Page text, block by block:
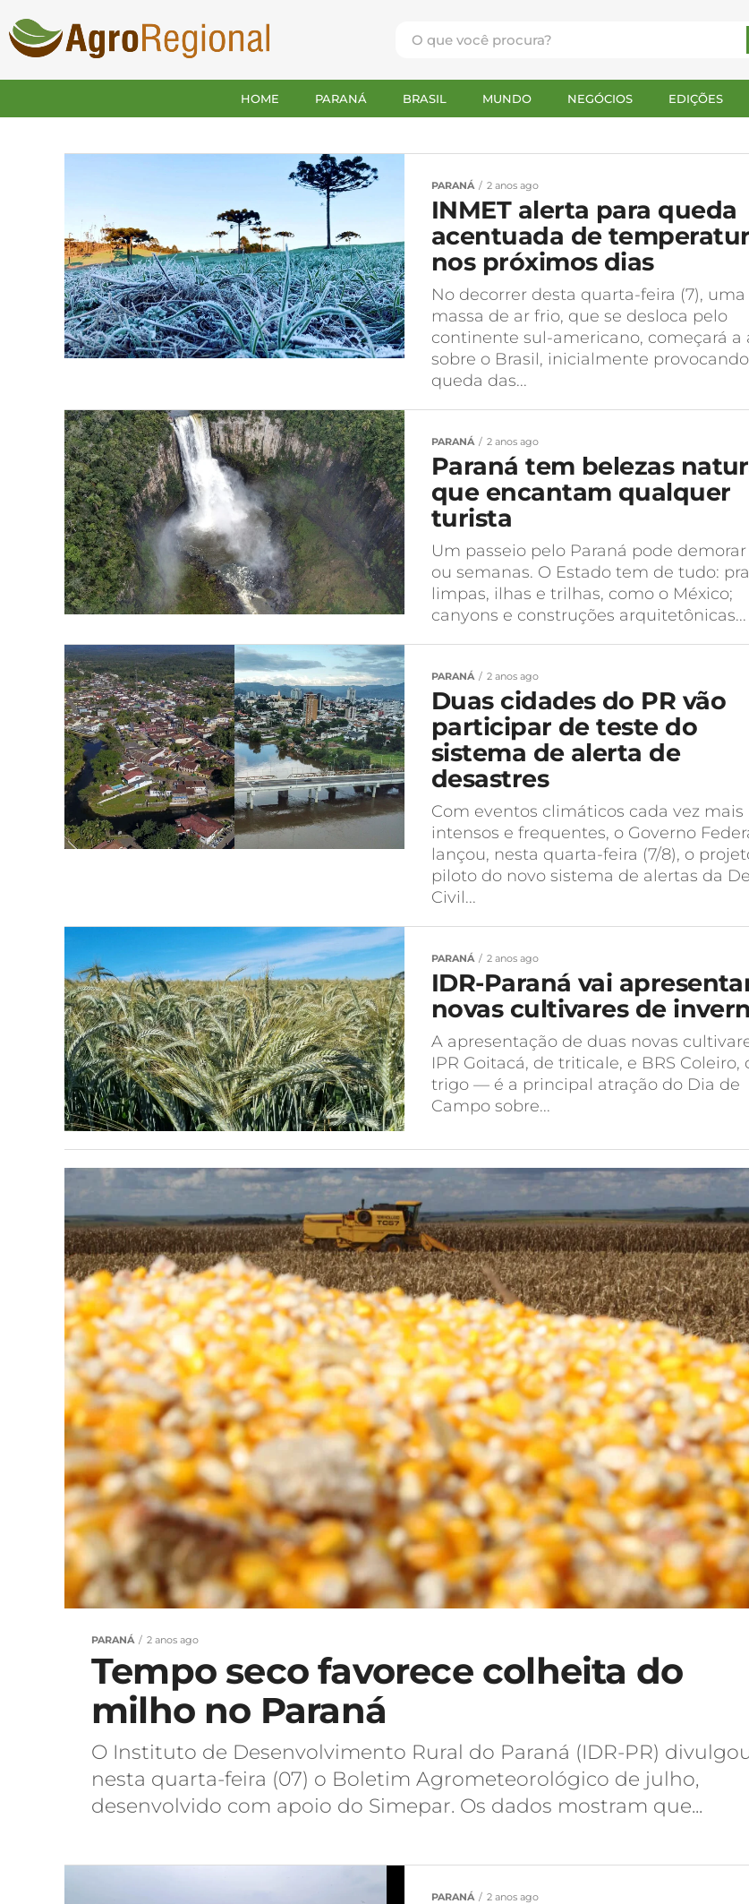
HOME PARANÁ BRASIL MUNDO NEGÓCIOS EDIÇÕES
PARANÁ 2 anos ago
INMET alerta para queda
acentuada de
nos próximos dias
No decorrer desta quarta-feira (7), uma
massa de ar frio, que se desloca pelo
continente sul-americano, começará a
sobre o Brasil, inicialmente provocando
queda das...
PARANÁ 2 anos ago
Paraná tem belezas
que encantam qualquer
turista
Um passeio pelo Paraná pode
ou semanas. O Estado tem de tudo:
limpas, ilhas e trilhas, como o México;
canyons e construções arquitetônicas...
PARANÁ 2 anos ago
Duas cidades do PR vão
participar de teste do
sistema de alerta de
desastres
Com eventos climáticos cada vez mais
intensos e frequentes, o Governo
lançou, nesta quarta-feira (7/8), o
piloto do novo sistema de alertas da
Civil...
PARANÁ 2 anos ago
IDR-Paraná vai
novas cultivares de
A apresentação de duas novas
IPR Goitacá, de triticale, e BRS Coleiro,
trigo — é a principal atração do Dia de
Campo sobre...
PARANÁ 2 anos ago
Tempo seco favorece colheita do
milho no Paraná
O Instituto de Desenvolvimento Rural do Paraná (IDR-PR)
nesta quarta-feira (07) o Boletim Agrometeorológico de julho,
desenvolvido com apoio do Simepar. Os dados mostram que...
PARANÁ 2 anos ago